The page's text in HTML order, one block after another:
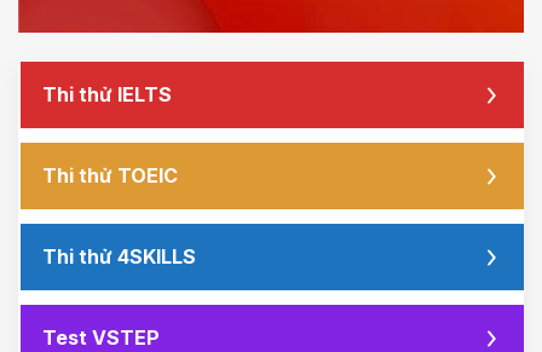
Thi thử IELTS
Thi thử TOEIC
Thi thử 4SKILLS
Test VSTEP